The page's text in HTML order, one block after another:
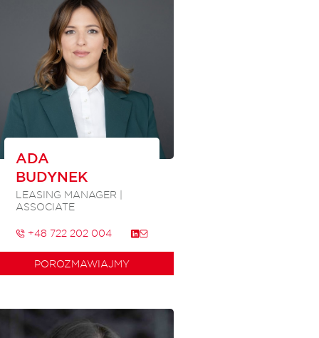
ADA
BUDYNEK
LEASING MANAGER |
ASSOCIATE
+48 722 202 004
POROZMAWIAJMY